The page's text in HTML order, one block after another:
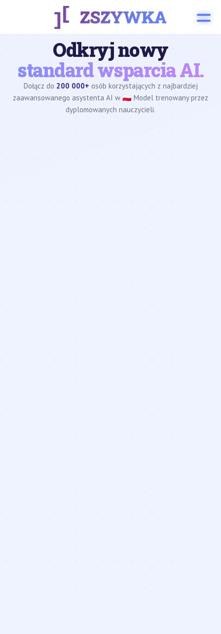
Odkryj nowy
standard wsparcia AI.
Dołącz do 200 000+ osób korzystających z najbardziej
zaawansowanego asystenta AI w 🇵🇱 Model trenowany przez
dyplomowanych nauczycieli.